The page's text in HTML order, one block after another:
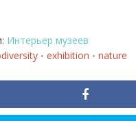
Интерьер музеев
• exhibition • nature